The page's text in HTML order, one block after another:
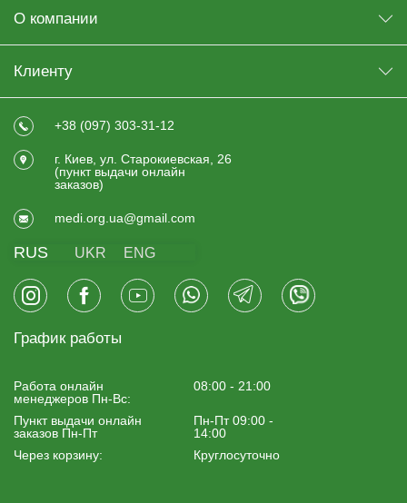
О компании
Клиенту
+38 (097) 303-31-12
г. Киев, ул. Старокиевская, 26
(пункт выдачи онлайн
заказов)
medi.org.ua@gmail.com
RUS UKR ENG
График работы
Работа онлайн
менеджеров Пн-Вс:
08:00 - 21:00
Пункт выдачи онлайн
заказов Пн-Пт
Пн-Пт 09:00 -
14:00
Через корзину:
Круглосуточно